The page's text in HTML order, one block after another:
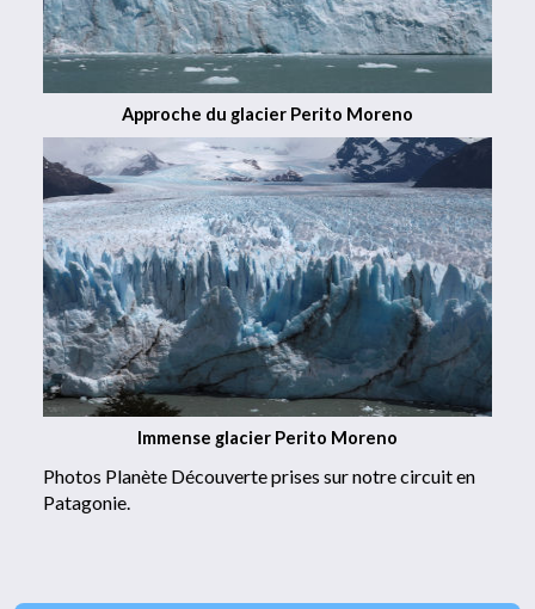
Approche du glacier Perito Moreno
Immense glacier Perito Moreno
Photos Planète Découverte prises sur notre circuit en
Patagonie.